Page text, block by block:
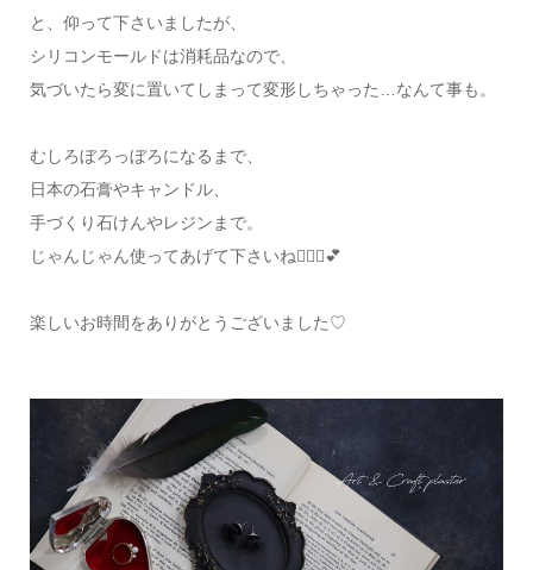
と、仰って下さいましたが、
シリコンモールドは消耗品なので、
気づいたら変に置いてしまって変形しちゃった…なんて事も。
むしろぼろっぼろになるまで、
日本の石膏やキャンドル、
手づくり石けんやレジンまで。
じゃんじゃん使ってあげて下さいね🙋🏻‍♀️💕
楽しいお時間をありがとうございました♡